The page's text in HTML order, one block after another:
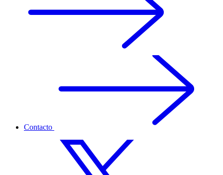
Contacto